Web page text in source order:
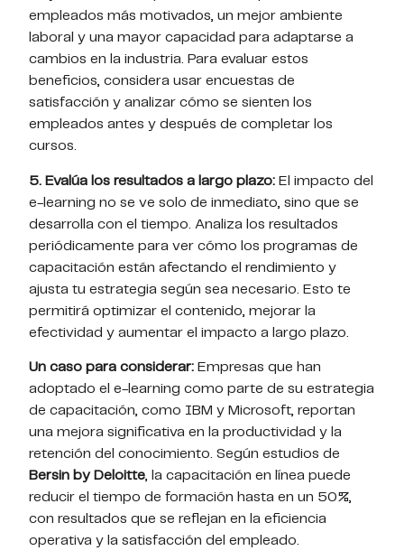
empleados más motivados, un mejor ambiente
laboral y una mayor capacidad para adaptarse a
cambios en la industria. Para evaluar estos
beneficios, considera usar encuestas de
satisfacción y analizar cómo se sienten los
empleados antes y después de completar los
cursos.
5. Evalúa los resultados a largo plazo: El impacto del
e-learning no se ve solo de inmediato, sino que se
desarrolla con el tiempo. Analiza los resultados
periódicamente para ver cómo los programas de
capacitación están afectando el rendimiento y
ajusta tu estrategia según sea necesario. Esto te
permitirá optimizar el contenido, mejorar la
efectividad y aumentar el impacto a largo plazo.
Un caso para considerar: Empresas que han
adoptado el e-learning como parte de su estrategia
de capacitación, como IBM y Microsoft, reportan
una mejora significativa en la productividad y la
retención del conocimiento. Según estudios de
Bersin by Deloitte , la capacitación en línea puede
reducir el tiempo de formación hasta en un 50%,
con resultados que se reflejan en la eficiencia
operativa y la satisfacción del empleado.